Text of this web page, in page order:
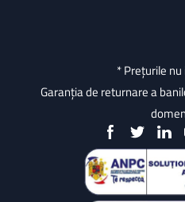
* Prețurile nu
Garanția de returnare a